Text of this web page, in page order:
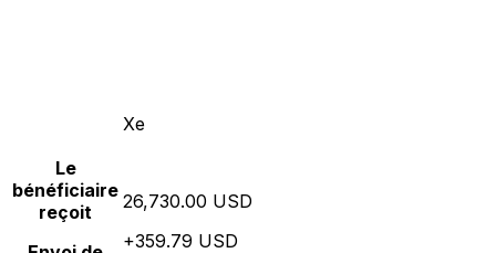
Xe
Le
bénéficiaire
reçoit
26,730.00 USD
+359.79 USD